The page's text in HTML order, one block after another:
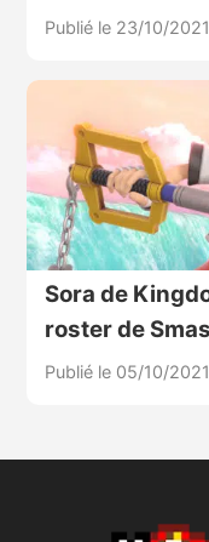
Publié le 23/10/2021
Sora de
roster de
Publié le 05/10/2021